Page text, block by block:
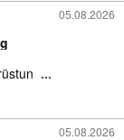
05.08.2026
...
05.08.2026